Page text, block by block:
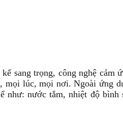
sang trọng, công nghệ cảm
mọi lúc, mọi nơi. Ngoài ứng
nước tắm, nhiệt độ bình